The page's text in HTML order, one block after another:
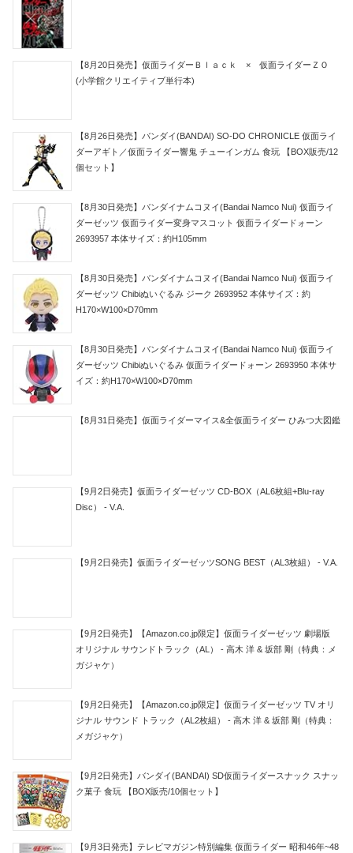
【8月20日発売】仮面ライダーＢｌａｃｋ × 仮面ライダーＺＯ
(小学館クリエイティブ単行本)
【8月26日発売】バンダイ(BANDAI) SO-DO CHRONICLE 仮面ライ
ダーアギト／仮面ライダー響鬼 チューインガム 食玩 【BOX販売/12
個セット】
【8月30日発売】バンダイナムコヌイ(Bandai Namco Nui) 仮面ライ
ダーゼッツ 仮面ライダー変身マスコット 仮面ライダードォーン
2693957 本体サイズ：約H105mm
【8月30日発売】バンダイナムコヌイ(Bandai Namco Nui) 仮面ライ
ダーゼッツ Chibiぬいぐるみ ジーク 2693952 本体サイズ：約
H170×W100×D70mm
【8月30日発売】バンダイナムコヌイ(Bandai Namco Nui) 仮面ライ
ダーゼッツ Chibiぬいぐるみ 仮面ライダードォーン 2693950 本体サ
イズ：約H170×W100×D70mm
【8月31日発売】仮面ライダーマイス&全仮面ライダー ひみつ大図鑑
【9月2日発売】仮面ライダーゼッツ CD-BOX（AL6枚組+Blu-ray
Disc） - V.A.
【9月2日発売】仮面ライダーゼッツSONG BEST（AL3枚組） - V.A.
【9月2日発売】【Amazon.co.jp限定】仮面ライダーゼッツ 劇場版
オリジナル サウンドトラック（AL） - 高木 洋 & 坂部 剛（特典：メ
ガジャケ）
【9月2日発売】【Amazon.co.jp限定】仮面ライダーゼッツ TV オリ
ジナル サウンド トラック（AL2枚組） - 高木 洋 & 坂部 剛（特典：
メガジャケ）
【9月2日発売】バンダイ(BANDAI) SD仮面ライダースナック スナッ
ク菓子 食玩 【BOX販売/10個セット】
【9月3日発売】テレビマガジン特別編集 仮面ライダー 昭和46年~48